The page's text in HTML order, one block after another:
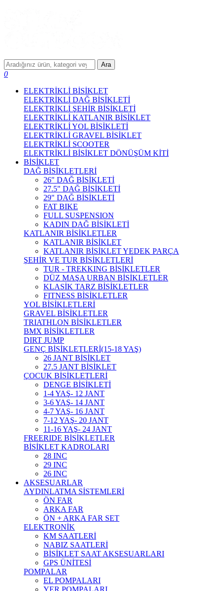
Ara
0
ELEKTRİKLİ BİSİKLET
ELEKTRİKLİ DAĞ BİSİKLETİ
ELEKTRİKLİ ŞEHİR BİSİKLETİ
ELEKTRİKLİ KATLANIR BİSİKLET
ELEKTRİKLİ YOL BİSİKLETİ
ELEKTRİKLİ GRAVEL BİSİKLET
ELEKTRİKLİ SCOOTER
ELEKTRİKLİ BİSİKLET DÖNÜŞÜM KİTİ
BİSİKLET
DAĞ BİSİKLETLERİ
26" DAĞ BİSİKLETİ
27.5" DAĞ BİSİKLETİ
29" DAĞ BİSİKLETİ
FAT BIKE
FULL SUSPENSION
KADIN DAĞ BİSİKLETİ
KATLANIR BİSİKLETLER
KATLANIR BİSİKLET
KATLANIR BİSİKLET YEDEK PARÇA
ŞEHİR VE TUR BİSİKLETLERİ
TUR - TREKKING BİSİKLETLER
DÜZ MAŞA URBAN BİSİKLETLER
KLASİK TARZ BİSİKLETLER
FITNESS BİSİKLETLER
YOL BİSİKLETLERİ
GRAVEL BİSİKLETLER
TRIATHLON BİSİKLETLER
BMX BİSİKLETLER
DIRT JUMP
GENÇ BİSİKLETLERİ(15-18 YAŞ)
26 JANT BİSİKLET
27.5 JANT BİSİKLET
ÇOCUK BİSİKLETLERİ
DENGE BİSİKLETİ
1-4 YAŞ- 12 JANT
3-6 YAŞ- 14 JANT
4-7 YAŞ- 16 JANT
7-12 YAŞ- 20 JANT
11-16 YAŞ- 24 JANT
FREERIDE BİSİKLETLER
BİSİKLET KADROLARI
28 INC
29 INC
26 INC
AKSESUARLAR
AYDINLATMA SİSTEMLERİ
ÖN FAR
ARKA FAR
ÖN + ARKA FAR SET
ELEKTRONİK
KM SAATLERİ
NABIZ SAATLERİ
BİSİKLET SAAT AKSESUARLARI
GPS ÜNİTESİ
POMPALAR
EL POMPALARI
YER POMPALARI